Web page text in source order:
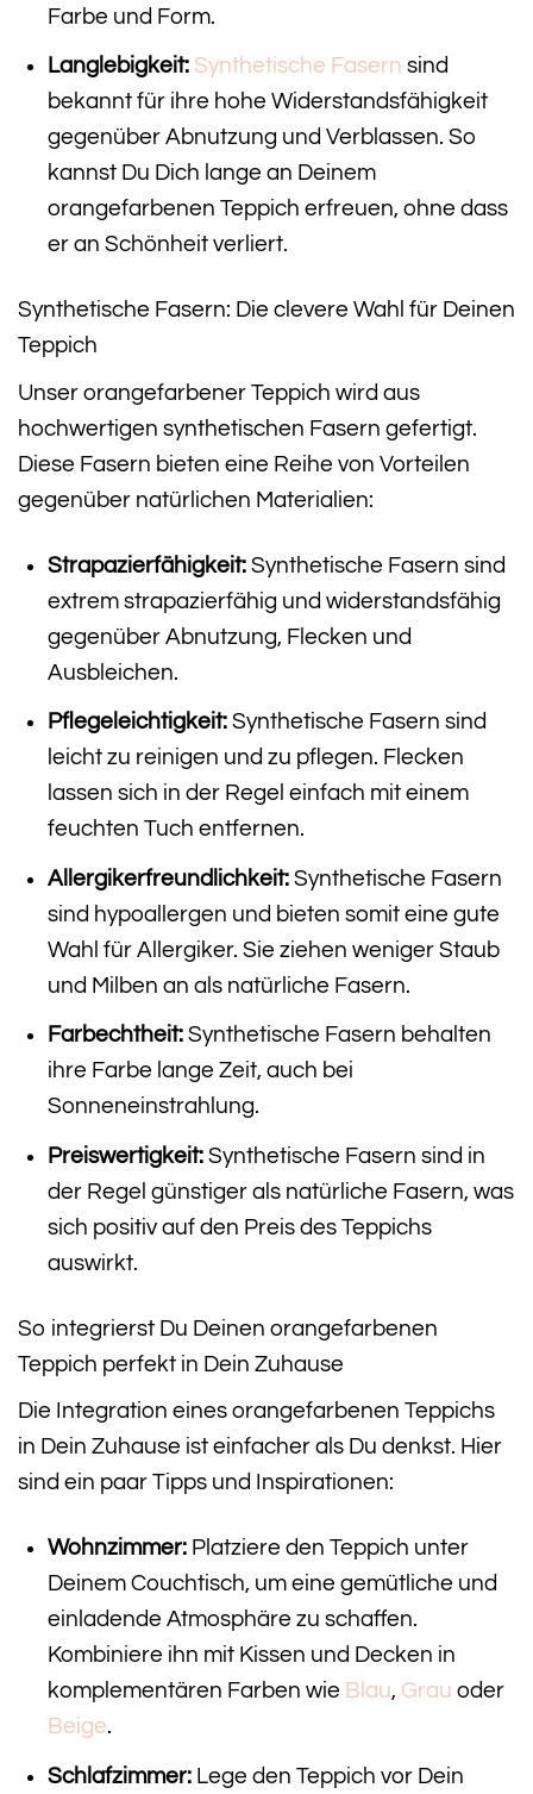
Farbe und Form.
Langlebigkeit: Synthetische Fasern sind
bekannt für ihre hohe Widerstandsfähigkeit
gegenüber Abnutzung und Verblassen. So
kannst Du Dich lange an Deinem
orangefarbenen Teppich erfreuen, ohne dass
er an Schönheit verliert.
Synthetische Fasern: Die clevere Wahl für Deinen
Teppich
Unser orangefarbener Teppich wird aus
hochwertigen synthetischen Fasern gefertigt.
Diese Fasern bieten eine Reihe von Vorteilen
gegenüber natürlichen Materialien:
Strapazierfähigkeit:Synthetische Fasern sind
extrem strapazierfähig und widerstandsfähig
gegenüber Abnutzung, Flecken und
Ausbleichen.
Pflegeleichtigkeit:Synthetische Fasern sind
leicht zu reinigen und zu pflegen. Flecken
lassen sich in der Regel einfach mit einem
feuchten Tuch entfernen.
Allergikerfreundlichkeit:Synthetische Fasern
sind hypoallergen und bieten somit eine gute
Wahl für Allergiker. Sie ziehen weniger Staub
und Milben an als natürliche Fasern.
Farbechtheit:Synthetische Fasern behalten
ihre Farbe lange Zeit, auch bei
Sonneneinstrahlung.
Preiswertigkeit:Synthetische Fasern sind in
der Regel günstiger als natürliche Fasern, was
sich positiv auf den Preis des Teppichs
auswirkt.
So integrierst Du Deinen orangefarbenen
Teppich perfekt in Dein Zuhause
Die Integration eines orangefarbenen Teppichs
in Dein Zuhause ist einfacher als Du denkst. Hier
sind ein paar Tipps und Inspirationen:
Wohnzimmer:Platziere den Teppich unter
Deinem Couchtisch, um eine gemütliche und
einladende Atmosphäre zu schaffen.
Kombiniere ihn mit Kissen und Decken in
komplementären Farben wie Blau, Grau oder
Beige.
Schlafzimmer:Lege den Teppich vor Dein